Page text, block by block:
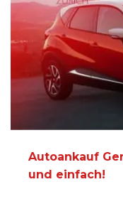
Autoankauf
und einfach!